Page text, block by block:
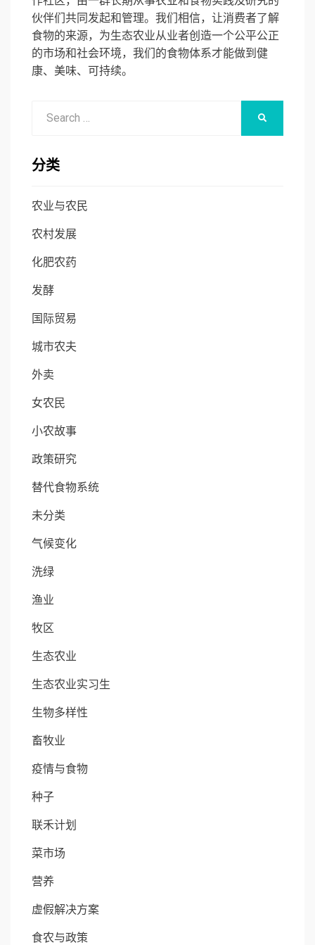
伙伴们共同发起和管理。我们相信，让消费者了解
食物的来源，为生态农业从业者创造一个公平公正
的市场和社会环境，我们的食物体系才能做到健
康、美味、可持续。
分类
农业与农民
农村发展
化肥农药
发酵
国际贸易
城市农夫
外卖
女农民
小农故事
政策研究
替代食物系统
未分类
气候变化
洗绿
渔业
牧区
生态农业
生态农业实习生
生物多样性
畜牧业
疫情与食物
种子
联禾计划
菜市场
营养
虚假解决方案
食农与政策